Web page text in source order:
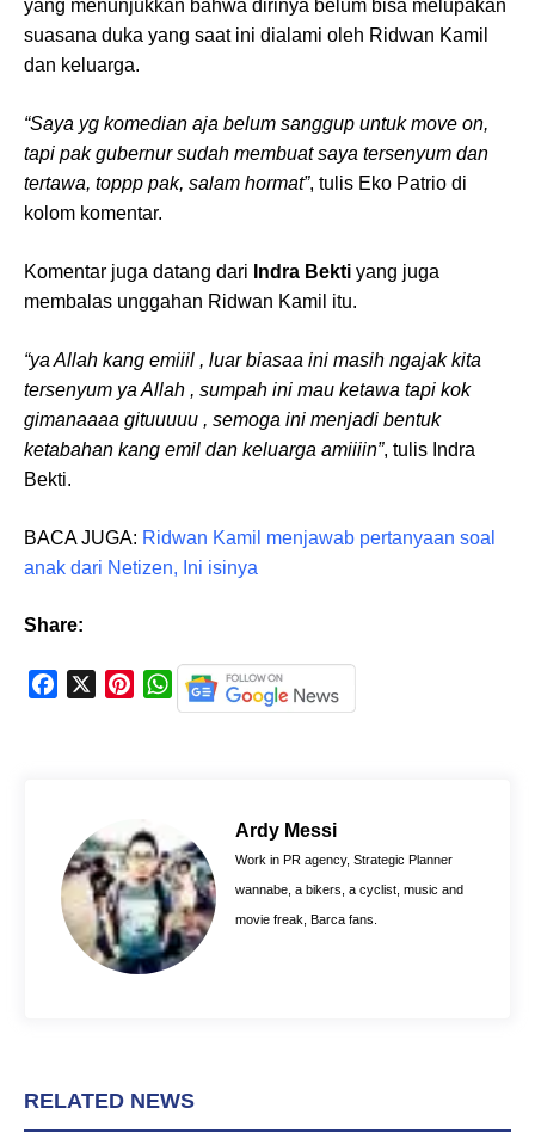
yang menunjukkan bahwa dirinya belum bisa melupakan
suasana duka yang saat ini dialami oleh Ridwan Kamil
dan keluarga.
“Saya yg komedian aja belum sanggup untuk move on,
tapi pak gubernur sudah membuat saya tersenyum dan
tertawa, toppp pak, salam hormat”, tulis Eko Patrio di
kolom komentar.
Komentar juga datang dari Indra Bekti yang juga
membalas unggahan Ridwan Kamil itu.
“ya Allah kang emiiil , luar biasaa ini masih ngajak kita
tersenyum ya Allah , sumpah ini mau ketawa tapi kok
gimanaaaa gituuuuu , semoga ini menjadi bentuk
ketabahan kang emil dan keluarga amiiiin”, tulis Indra
Bekti.
BACA JUGA: Ridwan Kamil menjawab pertanyaan soal
anak dari Netizen, Ini isinya
Share:
k
r
e
s
W
h
p
p
Ardy Messi
Work in PR agency, Strategic Planner
wannabe, a bikers, a cyclist, music and
movie freak, Barca fans.
RELATED NEWS